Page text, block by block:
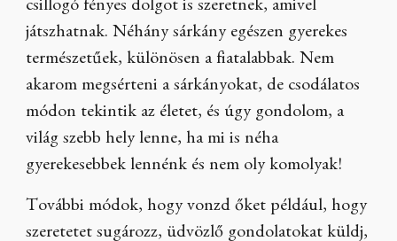
csillogó fényes dolgot is szeretnek, amivel
játszhatnak. Néhány sárkány egészen gyerekes
természetűek, különösen a fiatalabbak. Nem
akarom megsérteni a sárkányokat, de csodálatos
módon tekintik az életet, és úgy gondolom, a
világ szebb hely lenne, ha mi is néha
gyerekesebbek lennénk és nem oly komolyak!
További módok, hogy vonzd őket például, hogy
szeretetet sugározz, üdvözlő gondolatokat küldj,